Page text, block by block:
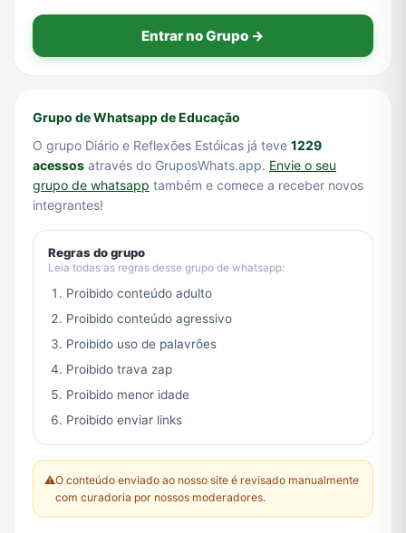
Entrar no Grupo →
Grupo de Whatsapp de Educação
O grupo Diário e Reflexões Estóicas já teve 1229
acessos através do GruposWhats.app. Envie o seu
grupo de whatsapp também e comece a receber novos
integrantes!
Regras do grupo
Leia todas as regras desse grupo de whatsapp:
Proibido conteúdo adulto
Proibido conteúdo agressivo
Proibido uso de palavrões
Proibido trava zap
Proibido menor idade
Proibido enviar links
⚠️O conteúdo enviado ao nosso site é revisado manualmente
com curadoria por nossos moderadores.